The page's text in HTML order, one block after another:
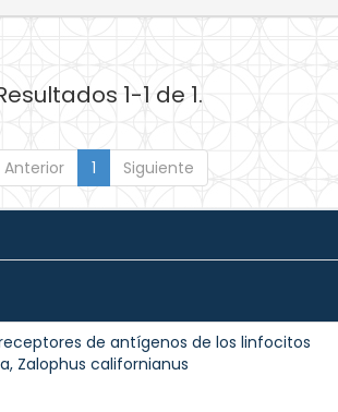
1-1 de 1.
Anterior 1 Siguiente
de antígenos de los linfocitos
Zalophus californianus